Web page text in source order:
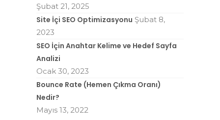
Şubat 21, 2025
Site İçi SEO Optimizasyonu Şubat 8,
2023
SEO İçin Anahtar Kelime ve Hedef Sayfa
Analizi
Ocak 30, 2023
Bounce Rate (Hemen Çıkma Oranı)
Nedir?
Mayıs 13, 2022